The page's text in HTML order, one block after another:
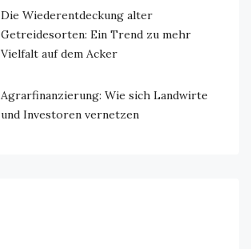
Die Wiederentdeckung alter
Getreidesorten: Ein Trend zu mehr
Vielfalt auf dem Acker
Agrarfinanzierung: Wie sich Landwirte
und Investoren vernetzen